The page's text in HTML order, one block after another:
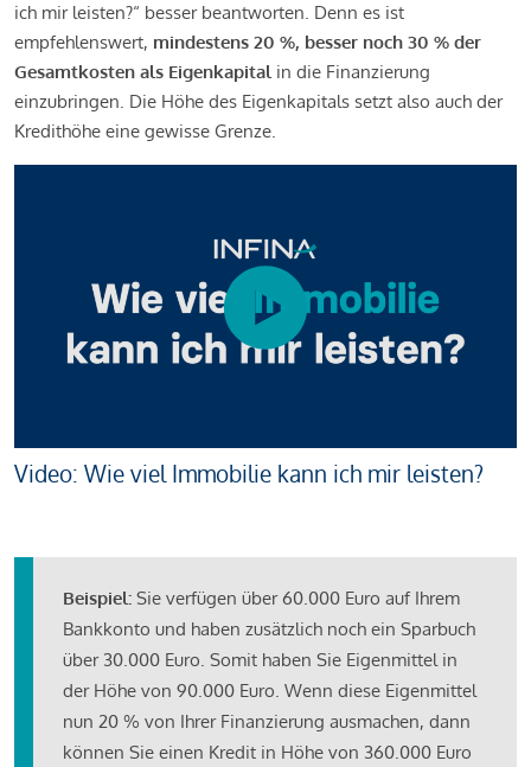
ich mir leisten?“ besser beantworten. Denn es ist
empfehlenswert, mindestens 20 %, besser noch 30 % der
Gesamtkosten als Eigenkapital in die Finanzierung
einzubringen. Die Höhe des Eigenkapitals setzt also auch der
Kredithöhe eine gewisse Grenze.
Video: Wie viel Immobilie kann ich mir leisten?
Beispiel: Sie verfügen über 60.000 Euro auf Ihrem
Bankkonto und haben zusätzlich noch ein Sparbuch
über 30.000 Euro. Somit haben Sie Eigenmittel in
der Höhe von 90.000 Euro. Wenn diese Eigenmittel
nun 20 % von Ihrer Finanzierung ausmachen, dann
können Sie einen Kredit in Höhe von 360.000 Euro